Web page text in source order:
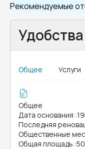
Рекомендуемые
Общее Услуги
Общее
Дата основания :
Последняя
Общественные
Общая площадь :